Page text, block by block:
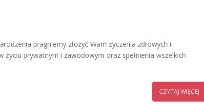
pragniemy złożyć Wam życzenia zdrowych i
życiu prywatnym i zawodowym oraz spełnienia wszelkich
CZYTAJ WIĘCEJ